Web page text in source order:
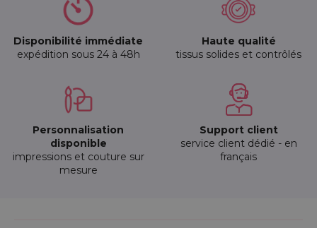
Disponibilité immédiate
expédition sous 24 à 48h
Haute qualité
tissus solides et contrôlés
Personnalisation
disponible
impressions et couture sur
mesure
Support client
service client dédié - en
français